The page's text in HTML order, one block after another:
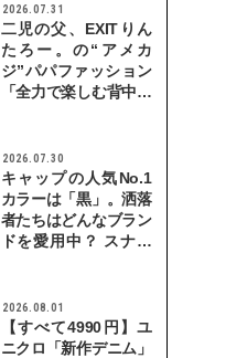
2026.07.31
二児の父、EXITりん
たろー。の“アメカ
ジ”パパファッション
「全力で楽しむ背中を
2026.07.30
キャップの人気No.1
カラーは「黒」。洒落
者たちはどんなブラン
ドを愛用中？ スナッ
2026.08.01
【すべて4990円】ユ
ニクロ「新作デニム」